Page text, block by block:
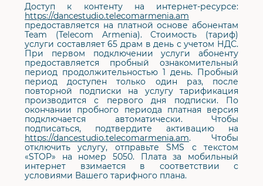
Доступ к контенту на интернет-ресурсе:
https://dancestudio.telecomarmenia.am
предоставляется на платной основе абонентам
Team (Telecom Armenia). Стоимость (тариф)
услуги составляет 65 драм в день с учетом НДС.
При первом подключении услуги абоненту
предоставляется пробный ознакомительный
период продолжительностью 1 день. Пробный
период доступен только один раз, после
повторной подписки на услугу тарификация
производится с первого дня подписки. По
окончании пробного периода платная версия
подключается автоматически. Чтобы
подписаться, подтвердите активацию на
https://dancestudio.telecomarmenia.am. Чтобы
отключить услугу, отправьте SMS с текстом
«STOP» на номер 5050. Плата за мобильный
интернет взимается в соответствии с
условиями Вашего тарифного плана.